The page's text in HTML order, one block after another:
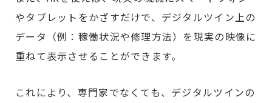
やタブレットをかざすだけで、デジタルツイン上の
データ（例：稼働状況や修理方法）を現実の映像に
重ねて表示させることができます。
これにより、専門家でなくても、デジタルツインの